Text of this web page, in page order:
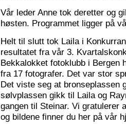
Vår leder Anne tok deretter og
høsten. Programmet ligger på
Helt til slutt tok Laila i
resultatet fra vår 3.
Bekkalokket fotoklubb i
fra 17 fotografer. Det var stor
Det viste seg at bronseplassen
sølvplassen gikk til Laila og
gangen til Steinar. Vi gratulerer
og bildene finner du her på vår